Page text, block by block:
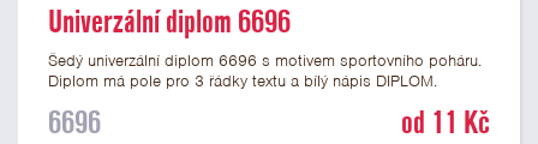
Univerzální diplom 6696
Šedý univerzální diplom 6696 s motivem sportovního poháru.
Diplom má pole pro 3 řádky textu a bílý nápis DIPLOM.
univerzální diplom je vhodný pro většinu soutěží, ke kterým by
6696 od 11 Kč